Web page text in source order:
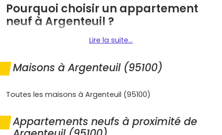
Pourquoi choisir un appartement
neuf à Argenteuil ?
d'investisseurs grâce à sa proximité avec Paris et ses
nombreux projets de rénovation urbaine. Voici pourquoi
choix :
en train de la capitale, Argenteuil bénéficie d'une
localisation stratégique pour les actifs.
Lire la suite...
Maisons à Argenteuil (95100)
Toutes les maisons à Argenteuil (95100)
Appartements neufs à proximité de